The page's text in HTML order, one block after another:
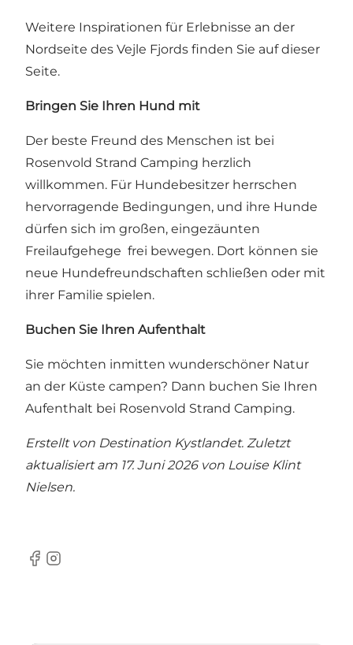
Weitere Inspirationen für Erlebnisse an der
Nordseite des Vejle Fjords finden Sie auf dieser
Seite.
Bringen Sie Ihren Hund mit
Der beste Freund des Menschen ist bei
Rosenvold Strand Camping herzlich
willkommen. Für Hundebesitzer herrschen
hervorragende Bedingungen, und ihre Hunde
dürfen sich im großen, eingezäunten
Freilaufgehege frei bewegen. Dort können sie
neue Hundefreundschaften schließen oder mit
ihrer Familie spielen.
Buchen Sie Ihren Aufenthalt
Sie möchten inmitten wunderschöner Natur
an der Küste campen? Dann buchen Sie Ihren
Aufenthalt bei Rosenvold Strand Camping.
Erstellt von Destination Kystlandet. Zuletzt
aktualisiert am 17. Juni 2026 von Louise Klint
Nielsen.
Facebook
Instagram